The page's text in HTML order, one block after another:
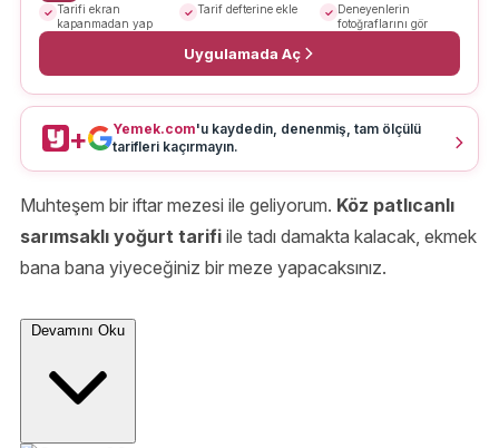
Tarifi ekran
kapanmadan yap
Tarif defterine ekle
Deneyenlerin
fotoğraflarını gör
Uygulamada Aç
+ Yemek.com'u kaydedin, denenmiş, tam ölçülü
tarifleri kaçırmayın.
Muhteşem bir iftar mezesi ile geliyorum. Köz patlıcanlı
sarımsaklı yoğurt tarifi ile tadı damakta kalacak, ekmek
bana bana yiyeceğiniz bir meze yapacaksınız.
Devamını Oku